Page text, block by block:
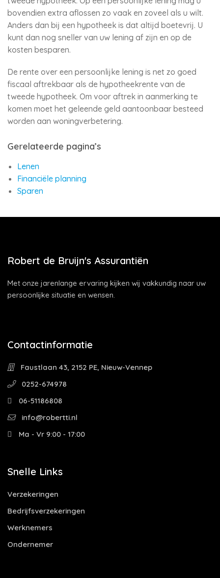
bovendien extra aflossen zo vaak en zoveel als u wilt.
Anders dan bij een hypotheek is dat altijd boetevrij. U
kunt dan nog sneller van uw lening af zijn en op de
kosten besparen.
De rente over een persoonlijke lening is net zo goed
fiscaal aftrekbaar als de hypotheekrente van de
tweede hypotheek. Om voor aftrek in aanmerking te
komen moet het geleende geld aantoonbaar besteed
worden aan woningverbetering.
Gerelateerde pagina’s
Lenen
Financiële planning
Sparen
Robert de Bruijn's Assurantiën
Met onze jarenlange ervaring kijken wij vakkundig naar uw
persoonlijke situatie en wensen.
Contactinformatie
Faustlaan 43, 2152 PE, Nieuw-Vennep
0252-674978
06-51186808
info@robertti.nl
Ma - Vr 9:00 - 17:00
Snelle Links
Verzekeringen
Bedrijfsverzekeringen
Werknemers
Ondernemer